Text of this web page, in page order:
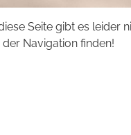
Seite gibt es leider
Navigation finden!